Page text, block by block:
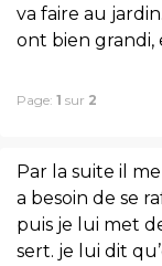
va faire au
ont bien grandi,
Page: 1 sur 2
Par la suite il
a besoin de se
puis je lui met
sert. je lui dit